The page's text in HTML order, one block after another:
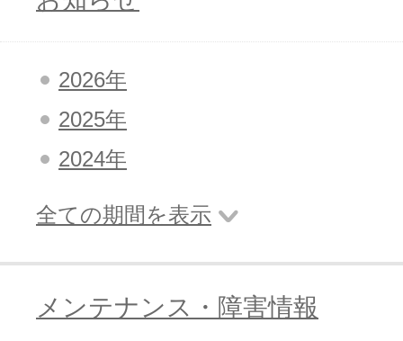
ブランド保護対策をかんたんに
ドメインモニタリング
その他
Contact us
アフィリエイト
バナー・テキスト広告などの掲載紹
アフィリエイト（成果報酬型
2026年
2025年
2024年
全ての期間を表示
メンテナンス・障害情報